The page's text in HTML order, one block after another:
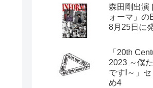
森田剛出演
ォーマ」の
8月25日に
「20th
2023 ～僕
です!～」
め4